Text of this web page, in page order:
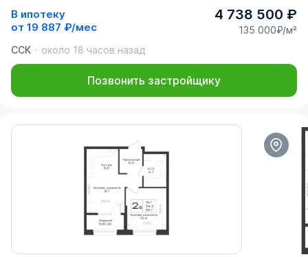
В ипотеку
от 19 887 ₽/мес
4 738 500 ₽
135 000₽/м²
ССК
около 18 часов назад
Позвонить застройщику